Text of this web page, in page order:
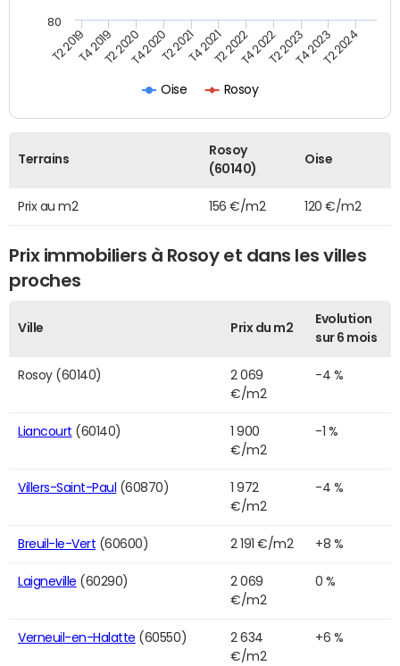
Oise Rosoy
T2 2019T4 2019T2 2020T4 2020T2 2021T4 2021T2 2022T4 2022T2 2023T4 2023T2 2024
80
Terrains
Rosoy
(60140)
Oise
Prix au m2 156 €/m2 120 €/m2
Prix immobiliers à Rosoy et dans les villes
proches
Ville Prix du m2
Evolution
sur 6 mois
Rosoy (60140)
2 069
€/m2
-4 %
Liancourt (60140)
1 900
€/m2
-1 %
Villers-Saint-Paul (60870)
1 972
€/m2
-4 %
Breuil-le-Vert (60600) 2 191 €/m2 +8 %
Laigneville (60290)
2 069
€/m2
0 %
Verneuil-en-Halatte (60550)
2 634
€/m2
+6 %